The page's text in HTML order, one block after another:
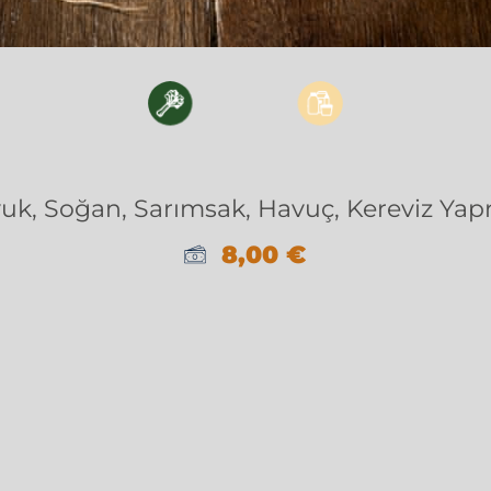
Soğan, Sarımsak, Havuç, Kereviz
8,00 €